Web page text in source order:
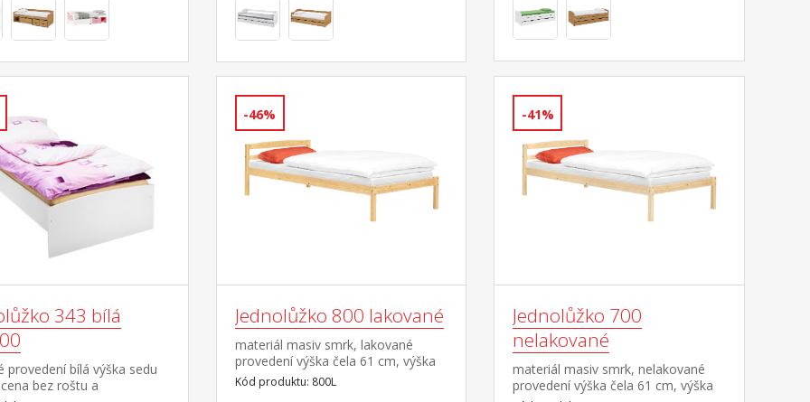
válec M10 hloubka široké
65,5 cm, hloubka malých
39 cm, hloubka otevřené
cm
343 bílá
provedení bílá výška sedu
bez roštu a
-46%
Jednolůžko 800 lakované
materiál masiv smrk, lakované
provedení výška čela 61 cm, výška
sedu 33 cm, cena bez roštu a
matrace doporučený rozměr
Kód produktu: 800L
-41%
Jednolůžko 700
nelakované
materiál masiv smrk, nelakované
provedení výška čela 61 cm, výška